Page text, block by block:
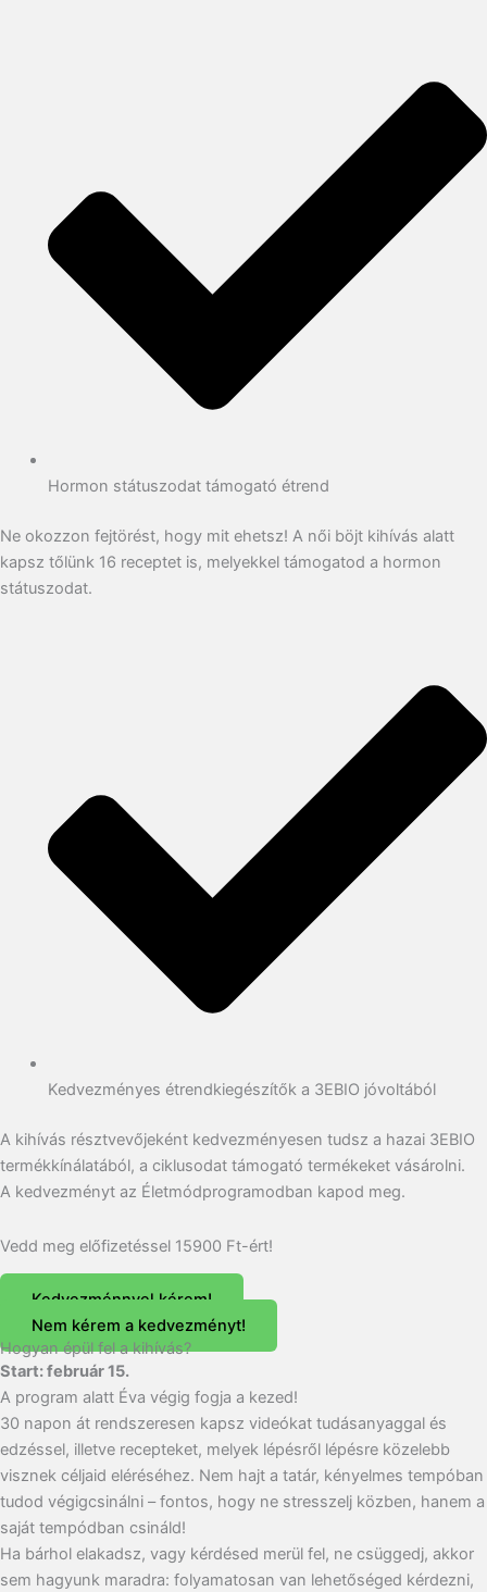
Hormon státuszodat támogató étrend
Ne okozzon fejtörést, hogy mit ehetsz! A női böjt kihívás alatt
kapsz tőlünk 16 receptet is, melyekkel támogatod a hormon
státuszodat.
Kedvezményes étrendkiegészítők a 3EBIO jóvoltából
A kihívás résztvevőjeként kedvezményesen tudsz a hazai 3EBIO
termékkínálatából, a ciklusodat támogató termékeket vásárolni.
A kedvezményt az Életmódprogramodban kapod meg.
Vedd meg előfizetéssel 15900 Ft-ért!
Kedvezménnyel kérem!
Nem kérem a kedvezményt!
Hogyan épül fel a kihívás?
Start: február 15.
A program alatt Éva végig fogja a kezed!
30 napon át rendszeresen kapsz videókat tudásanyaggal és
edzéssel, illetve recepteket, melyek lépésről lépésre közelebb
visznek céljaid eléréséhez. Nem hajt a tatár, kényelmes tempóban
tudod végigcsinálni – fontos, hogy ne stresszelj közben, hanem a
saját tempódban csináld!
Ha bárhol elakadsz, vagy kérdésed merül fel, ne csüggedj, akkor
sem hagyunk maradra: folyamatosan van lehetőséged kérdezni,